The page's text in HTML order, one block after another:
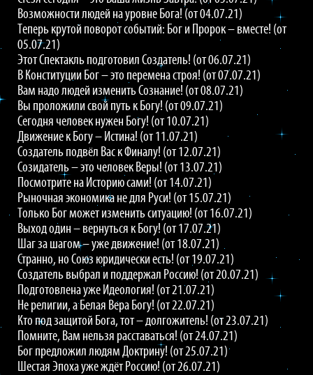
Возможности людей на уровне Бога! (от 04.07.21)
Теперь крутой поворот событий: Бог и Пророк – вместе! (от
05.07.21)
Этот Спектакль подготовил Создатель! (от 06.07.21)
В Конституции Бог – это перемена строя! (от 07.07.21)
Вам надо людей изменить Сознание! (от 08.07.21)
Вы проложили свой путь к Богу! (от 09.07.21)
Сегодня человек нужен Богу! (от 10.07.21)
Движение к Богу – Истина! (от 11.07.21)
Создатель подвёл Вас к Финалу! (от 12.07.21)
Созидатель – это человек Веры! (от 13.07.21)
Посмотрите на Историю сами! (от 14.07.21)
Рыночная экономика не для Руси! (от 15.07.21)
Только Бог может изменить ситуацию! (от 16.07.21)
Выход один – вернуться к Богу! (от 17.07.21)
Шаг за шагом – уже движение! (от 18.07.21)
Странно, но Союз юридически есть! (от 19.07.21)
Создатель выбрал и поддержал Россию! (от 20.07.21)
Подготовлена уже Идеология! (от 21.07.21)
Не религии, а Белая Вера Богу! (от 22.07.21)
Кто под защитой Бога, тот – долгожитель! (от 23.07.21)
Помните, Вам нельзя расставаться! (от 24.07.21)
Бог предложил людям Доктрину! (от 25.07.21)
Шестая Эпоха уже ждёт Россию! (от 26.07.21)